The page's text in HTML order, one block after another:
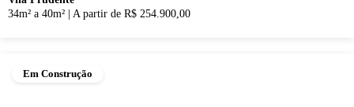
34m² a 40m²
A partir de R$ 254.900,00
Em Construção